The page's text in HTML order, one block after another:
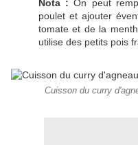
Nota : On peut
poulet et ajouter
tomate et de la
utilise des petits pois
Cuisson du curry